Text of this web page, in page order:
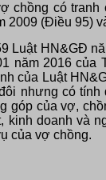
chồng có
2009 (Điều 95)
Luật HN&GĐ
năm 2016
của Luật
nhưng có
góp của vợ,
kinh doanh và
của vợ chồng.